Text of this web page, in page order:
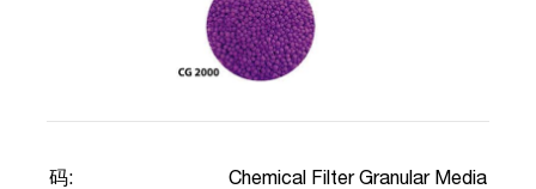
码:
Chemical Filter Granular Media